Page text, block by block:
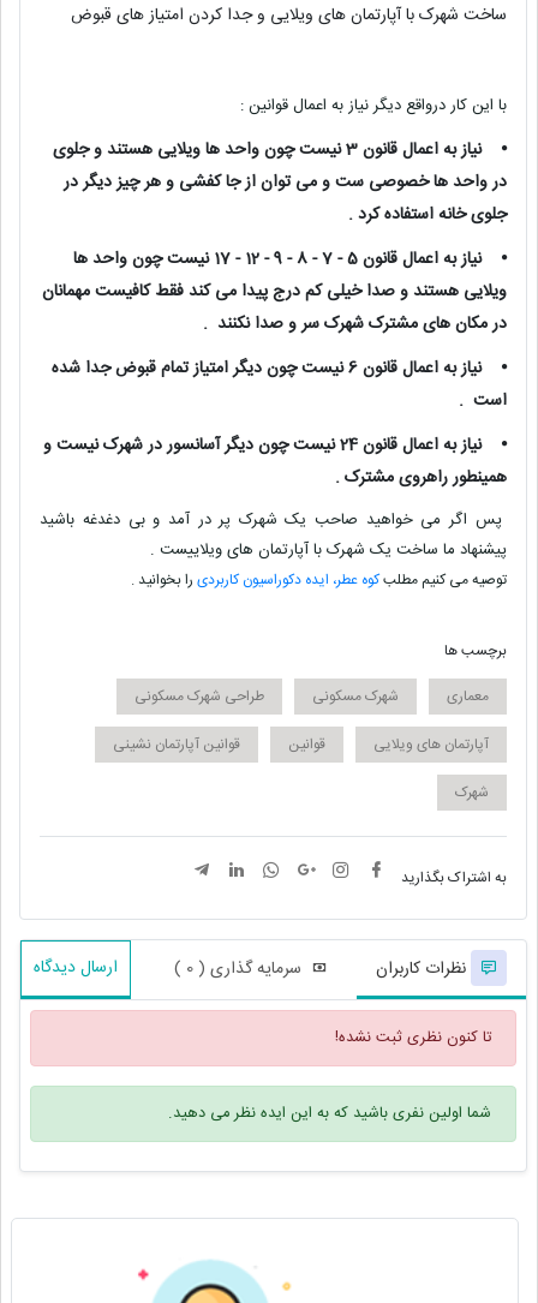
ساخت شهرک با آپارتمان های ویلایی و جدا کردن امتیاز های قبوض
با این کار درواقع دیگر نیاز به اعمال قوانین :
⦁
نیاز به اعمال قانون 3 نیست چون واحد ها ویلایی هستند و جلوی
در واحد ها خصوصی ست و می توان از جا کفشی و هر چیز دیگر در
جلوی خانه استفاده کرد .
⦁
نیاز به اعمال قانون 5 - 7 - 8 - 9 - 12 - 17 نیست چون واحد ها
ویلایی هستند و صدا خیلی کم درج پیدا می کند فقط کافیست مهمانان
در مکان های مشترک شهرک سر و صدا نکنند .
⦁
نیاز به اعمال قانون 6 نیست چون دیگر امتیاز تمام قبوض جدا شده
است .
⦁
نیاز به اعمال قانون 24 نیست چون دیگر آسانسور در شهرک نیست و
همینطور راهروی مشترک .
پس اگر می خواهید صاحب یک شهرک پر در آمد و بی دغدغه باشید
پیشنهاد ما ساخت یک شهرک با آپارتمان های ویلاییست .
توصیه می کنیم مطلبکوه عطر، ایده دکوراسیون کاربردی را بخوانید .
برچسب ها
معماری
شهرک مسکونی
طراحی شهرک مسکونی
آپارتمان های ویلایی
قوانین
قوانین آپارتمان نشینی
شهرک
به اشتراک بگذارید
نظرات کاربران سرمایه گذاری ( 0 ) ارسال دیدگاه
تا کنون نظری ثبت نشده!
شما اولین نفری باشید که به این ایده نظر می دهید.